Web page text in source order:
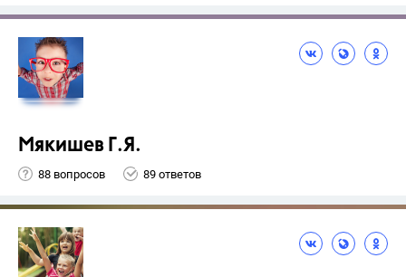
Мякишев Г.Я.
88 вопросов 89 ответов